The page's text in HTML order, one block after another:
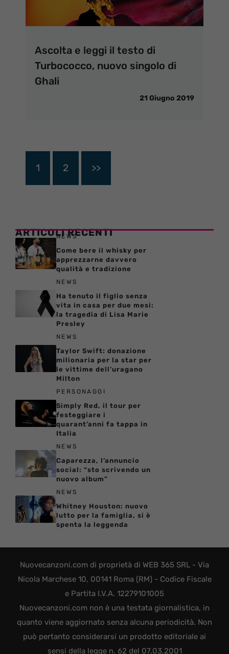
Ascolta e leggi il testo di
Turbococco, nuovo singolo di
Ghali
21 Giugno 2019
1 2 >>
ARTICOLI RECENTI
NEWS
Come bere il whisky per
apprezzarne davvero
qualità e tradizione
NEWS
Ha tenuto il figlio senza
vita in casa per due mesi:
la tragedia di Lisa Marie
Presley
NEWS
Taylor Swift: donazione
milionaria per la star per
le vittime dell’uragano
Milton
PERSONAGGI
Simply Red, il tour per
festeggiare i
quarant’anni fa tappa in
Italia
NEWS
Caparezza, l’annuncio
social: “sto scrivendo un
nuovo album”
NEWS
Whitney Houston: nuovo
lutto per la famiglia, si è
spenta la leggenda
Nuovecanzoni.com di proprietà di WEB 365 SRL - Via
Nicola Marchese 10, 00141 Roma (RM) - Codice Fiscale
e Partita I.V.A. 12279101005
Nuovecanzoni.com non è una testata giornalistica, in
quanto viene aggiornato senza alcuna periodicità. Non
può pertanto considerarsi un prodotto editoriale ai
sensi della legge n. 62 del 07.03.2001